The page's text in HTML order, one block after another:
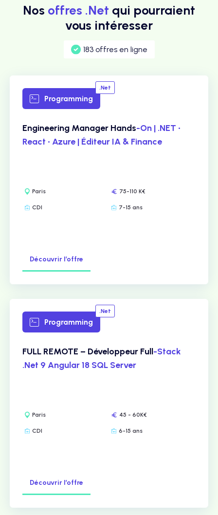
Nos offres .Net qui pourraient
vous intéresser
183 offres en ligne
Programming
.Net
Engineering Manager Hands-On | .NET •
React • Azure | Éditeur IA & Finance
Paris 75-110 K€
CDI 7-15 ans
Découvrir l’offre
Programming
.Net
FULL REMOTE – Développeur Full-Stack
.Net 9 Angular 18 SQL Server
Paris 45 - 60K€
CDI 6-15 ans
Découvrir l’offre